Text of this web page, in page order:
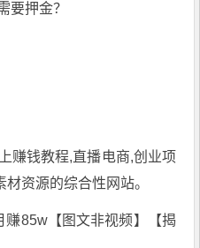
要押金？
赚钱教程,直播电商,创业项
材资源的综合性网站。